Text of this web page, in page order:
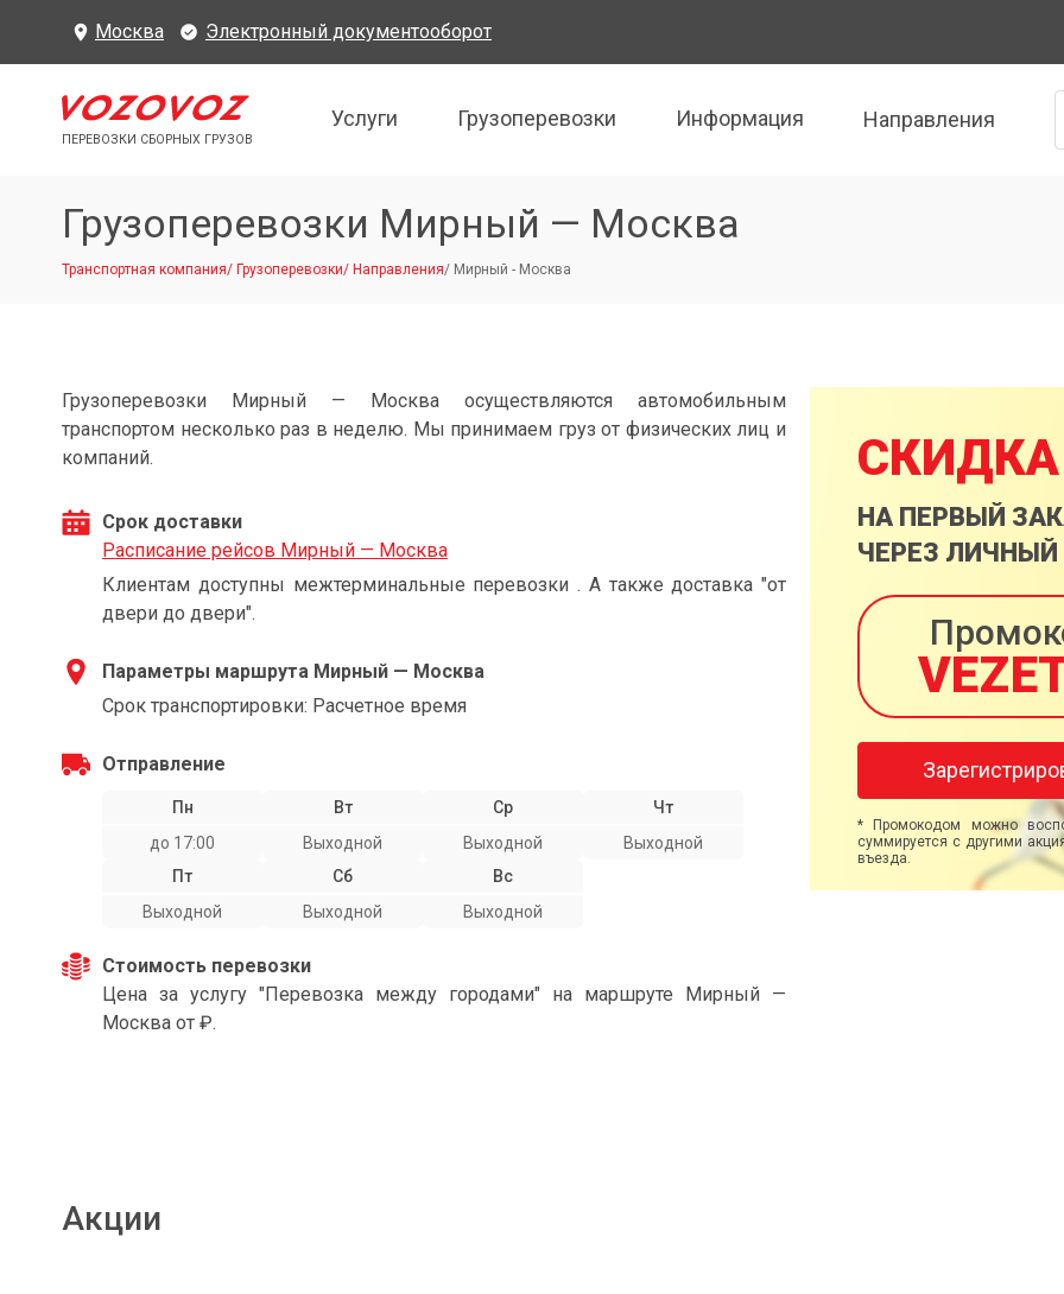
Москва Электронный документооборот
ПЕРЕВОЗКИ СБОРНЫХ ГРУЗОВ
Услуги Грузоперевозки Информация Направления
Грузоперевозки Мирный — Москва
Транспортная компания/ Грузоперевозки/ Направления/ Мирный - Москва
Грузоперевозки Мирный — Москва осуществляются автомобильным
транспортом несколько раз в неделю. Мы принимаем груз от физических лиц и
компаний.
Срок доставки
Расписание рейсов Мирный — Москва
Клиентам доступны межтерминальные перевозки . А также доставка "от
двери до двери".
Параметры маршрута Мирный — Москва
Срок транспортировки: Расчетное время
Отправление
Пн
до 17:00
Вт
Выходной
Ср
Выходной
Чт
Выходной
Пт
Выходной
Сб
Выходной
Вс
Выходной
Стоимость перевозки
Цена за услугу "Перевозка между городами" на маршруте Мирный —
Москва от ₽.
СКИДКА
НА ПЕРВЫЙ
ЧЕРЕЗ ЛИЧНЫЙ
* Промокодом можно
суммируется с другими
въезда.
Акции